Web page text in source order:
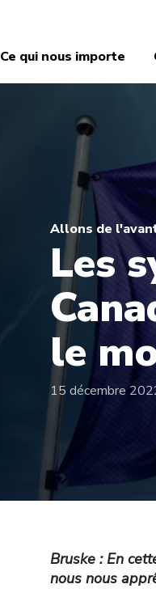
Ce qui nous importe
Allons de
Les
le
15 décembre
Bruske : En
nous nous